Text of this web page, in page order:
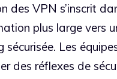
des VPN s’inscrit
plus large vers
sécurisée. Les
des réflexes de